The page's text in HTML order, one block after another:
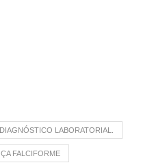
DIAGNÓSTICO LABORATORIAL.
FALCIFORME